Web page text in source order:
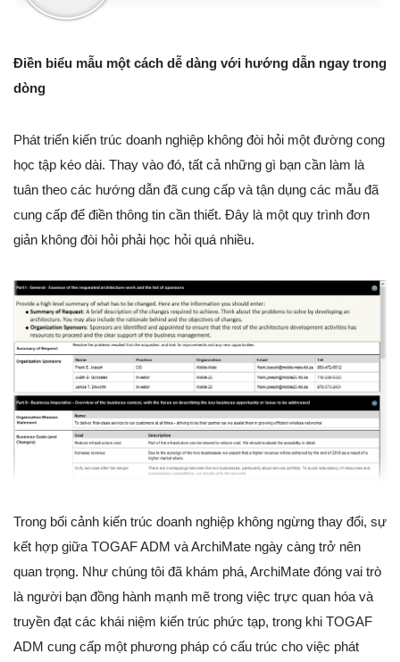
Điền biểu mẫu một cách dễ dàng với hướng dẫn ngay trong
dòng
Phát triển kiến trúc doanh nghiệp không đòi hỏi một đường cong
học tập kéo dài. Thay vào đó, tất cả những gì bạn cần làm là
tuân theo các hướng dẫn đã cung cấp và tận dụng các mẫu đã
cung cấp để điền thông tin cần thiết. Đây là một quy trình đơn
giản không đòi hỏi phải học hỏi quá nhiều.
Trong bối cảnh kiến trúc doanh nghiệp không ngừng thay đổi, sự
kết hợp giữa TOGAF ADM và ArchiMate ngày càng trở nên
quan trọng. Như chúng tôi đã khám phá, ArchiMate đóng vai trò
là người bạn đồng hành mạnh mẽ trong việc trực quan hóa và
truyền đạt các khái niệm kiến trúc phức tạp, trong khi TOGAF
ADM cung cấp một phương pháp có cấu trúc cho việc phát